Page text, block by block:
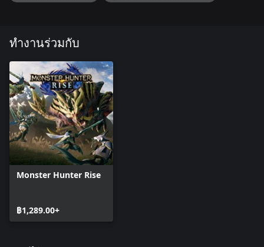
ทำงานร่วมกับ
Monster Hunter Rise
฿1,289.00+